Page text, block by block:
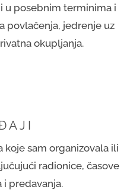
u posebnim terminima i
povlačenja, jedrenje uz
okupljanja.
sam organizovala ili
radionice, časove
i predavanja.